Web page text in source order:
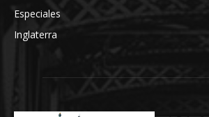
Especiales
Inglaterra